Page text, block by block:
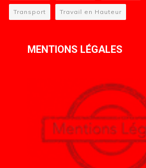
Transport Travail en Hauteur
MENTIONS LÉGALES